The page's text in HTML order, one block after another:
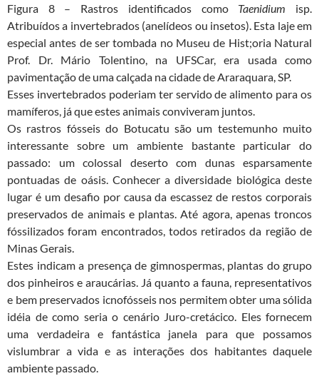
Figura 8 – Rastros identificados como Taenidium isp.
Atribuídos a invertebrados (anelídeos ou insetos). Esta laje em
especial antes de ser tombada no Museu de Hist;oria Natural
Prof. Dr. Mário Tolentino, na UFSCar, era usada como
pavimentação de uma calçada na cidade de Araraquara, SP.
Esses invertebrados poderiam ter servido de alimento para os
mamíferos, já que estes animais conviveram juntos.
Os rastros fósseis do Botucatu são um testemunho muito
interessante sobre um ambiente bastante particular do
passado: um colossal deserto com dunas esparsamente
pontuadas de oásis. Conhecer a diversidade biológica deste
lugar é um desafio por causa da escassez de restos corporais
preservados de animais e plantas. Até agora, apenas troncos
fóssilizados foram encontrados, todos retirados da região de
Minas Gerais.
Estes indicam a presença de gimnospermas, plantas do grupo
dos pinheiros e araucárias. Já quanto a fauna, representativos
e bem preservados icnofósseis nos permitem obter uma sólida
idéia de como seria o cenário Juro-cretácico. Eles fornecem
uma verdadeira e fantástica janela para que possamos
vislumbrar a vida e as interações dos habitantes daquele
ambiente passado.